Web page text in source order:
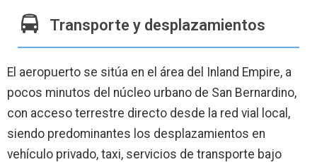
Transporte y desplazamientos
El aeropuerto se sitúa en el área del Inland Empire, a
pocos minutos del núcleo urbano de San Bernardino,
con acceso terrestre directo desde la red vial local,
siendo predominantes los desplazamientos en
vehículo privado, taxi, servicios de transporte bajo